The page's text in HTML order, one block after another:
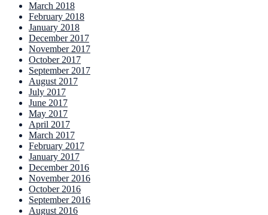
March 2018
February 2018
January 2018
December 2017
November 2017
October 2017
September 2017
August 2017
July 2017
June 2017
May 2017
April 2017
March 2017
February 2017
January 2017
December 2016
November 2016
October 2016
September 2016
August 2016